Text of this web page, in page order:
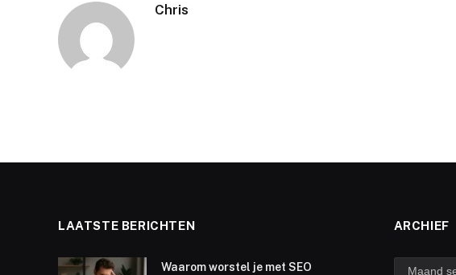
Chris
LAATSTE BERICHTEN
Waarom worstel je met SEO
ARCHIEF
archief